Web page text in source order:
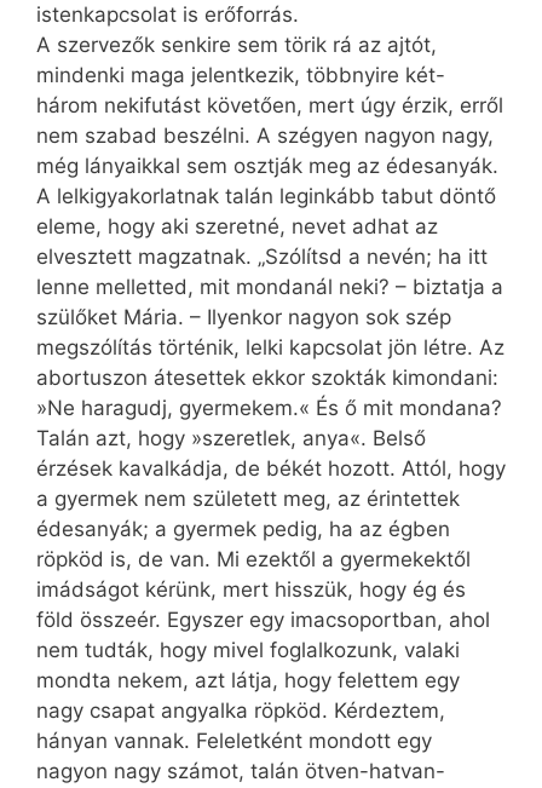
istenkapcsolat is erőforrás.
A szervezők senkire sem törik rá az ajtót,
mindenki maga jelentkezik, többnyire két-
három nekifutást követően, mert úgy érzik, erről
nem szabad beszélni. A szégyen nagyon nagy,
még lányaikkal sem osztják meg az édesanyák.
A lelkigyakorlatnak talán leginkább tabut döntő
eleme, hogy aki szeretné, nevet adhat az
elvesztett magzatnak. „Szólítsd a nevén; ha itt
lenne melletted, mit mondanál neki? – biztatja a
szülőket Mária. – Ilyenkor nagyon sok szép
megszólítás történik, lelki kapcsolat jön létre. Az
abortuszon átesettek ekkor szokták kimondani:
»Ne haragudj, gyermekem.« És ő mit mondana?
Talán azt, hogy »szeretlek, anya«. Belső
érzések kavalkádja, de békét hozott. Attól, hogy
a gyermek nem született meg, az érintettek
édesanyák; a gyermek pedig, ha az égben
röpköd is, de van. Mi ezektől a gyermekektől
imádságot kérünk, mert hisszük, hogy ég és
föld összeér. Egyszer egy imacsoportban, ahol
nem tudták, hogy mivel foglalkozunk, valaki
mondta nekem, azt látja, hogy felettem egy
nagy csapat angyalka röpköd. Kérdeztem,
hányan vannak. Feleletként mondott egy
nagyon nagy számot, talán ötven-hatvan-